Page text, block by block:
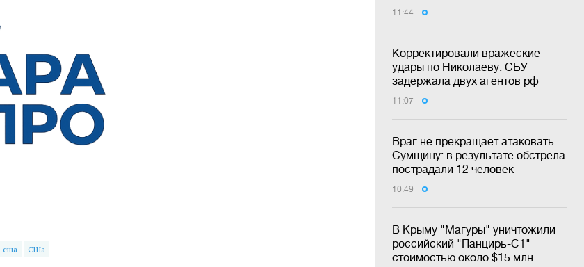
11:44
Корректировали вражеские
удары по Николаеву: СБУ
задержала двух агентов рф
11:07
Враг не прекращает атаковать
Сумщину: в результате обстрела
пострадали 12 человек
10:49
В Крыму "Магуры" уничтожили
российский "Панцирь-С1"
стоимостью около $15 млн
сша СШа